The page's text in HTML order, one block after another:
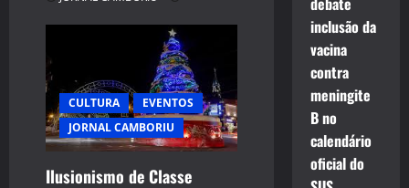
CULTURA
EVENTOS
JORNAL CAMBORIU
Ilusionismo de Classe
inclusão da
vacina
contra
meningite
B no
calendário
oficial do